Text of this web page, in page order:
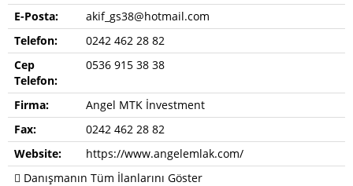
E-Posta:
akif_gs38@hotmail.com
Telefon:
0242 462 28 82
Cep
Telefon:
0536 915 38 38
Firma:
Angel MTK İnvestment
Fax:
0242 462 28 82
Website:
https://www.angelemlak.com/
Danışmanın Tüm İlanlarını Göster